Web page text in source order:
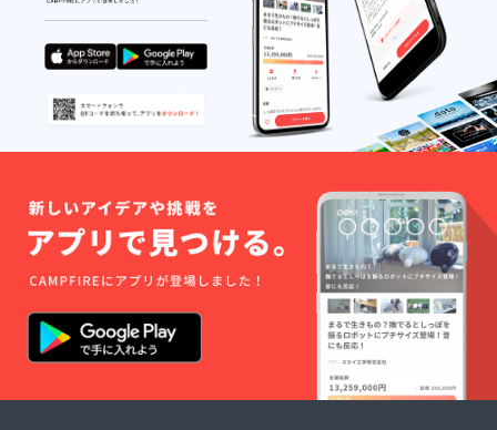
繍ワッ
ペン
アイロ
ンで簡
単接着
できま
す。
⑨2018
年卓上
ダー
W182×
H116 ---
-----------
-----------
-----------
-----------
----- 各
商品の
画像は
トップ
ページ